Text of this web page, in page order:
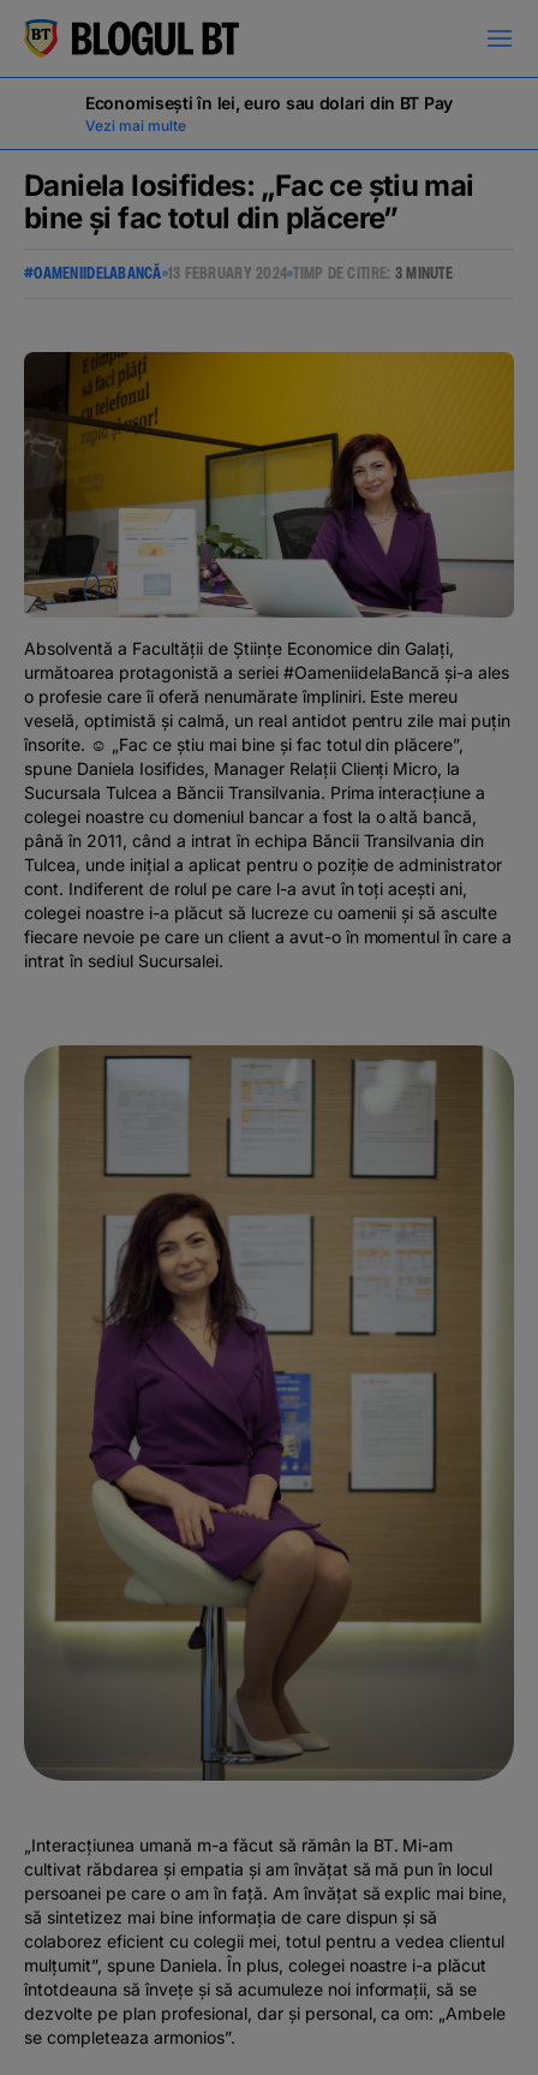
кириллица
Campanii
BT Pay
Evenimente
Podcast
The MacRO Zone
Pentru antreprenori
Banking, pe relaxare
Economisești în lei, euro sau dolari din BT Pay
Vezi mai multe
Daniela Iosifides: „Fac ce știu mai
bine și fac totul din plăcere”
#OAMENIIDELABANCĂ 13 FEBRUARY 2024 TIMP DE CITIRE: 3 MINUTE
Absolventă a Facultății de Științe Economice din Galați,
următoarea protagonistă a seriei #OameniidelaBancă și-a ales
o profesie care îi oferă nenumărate împliniri. Este mereu
veselă, optimistă și calmă, un real antidot pentru zile mai puțin
însorite. ☺️ „Fac ce știu mai bine și fac totul din plăcere”,
spune Daniela Iosifides, Manager Relații Clienți Micro, la
Sucursala Tulcea a Băncii Transilvania. Prima interacțiune a
colegei noastre cu domeniul bancar a fost la o altă bancă,
până în 2011, când a intrat în echipa Băncii Transilvania din
Tulcea, unde inițial a aplicat pentru o poziție de administrator
cont. Indiferent de rolul pe care l-a avut în toți acești ani,
colegei noastre i-a plăcut să lucreze cu oamenii și să asculte
fiecare nevoie pe care un client a avut-o în momentul în care a
intrat în sediul Sucursalei.
„Interacțiunea umană m-a făcut să rămân la BT. Mi-am
cultivat răbdarea și empatia și am învățat să mă pun în locul
persoanei pe care o am în față. Am învățat să explic mai bine,
să sintetizez mai bine informația de care dispun și să
colaborez eficient cu colegii mei, totul pentru a vedea clientul
mulțumit”, spune Daniela. În plus, colegei noastre i-a plăcut
întotdeauna să învețe și să acumuleze noi informații, să se
dezvolte pe plan profesional, dar și personal, ca om: „Ambele
se completeaza armonios”.